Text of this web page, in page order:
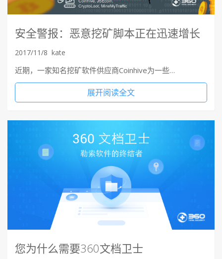
安全警报：恶意挖矿脚本正在迅速增长
2017/11/8 kate
近期，一家知名挖矿软件供应商Coinhive为一些…
展开阅读全文
您为什么需要360文档卫士